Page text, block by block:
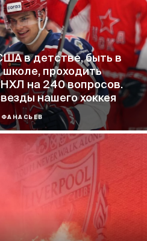
в детстве, быть в
школе, проходить
на 240 вопросов.
нашего хоккея